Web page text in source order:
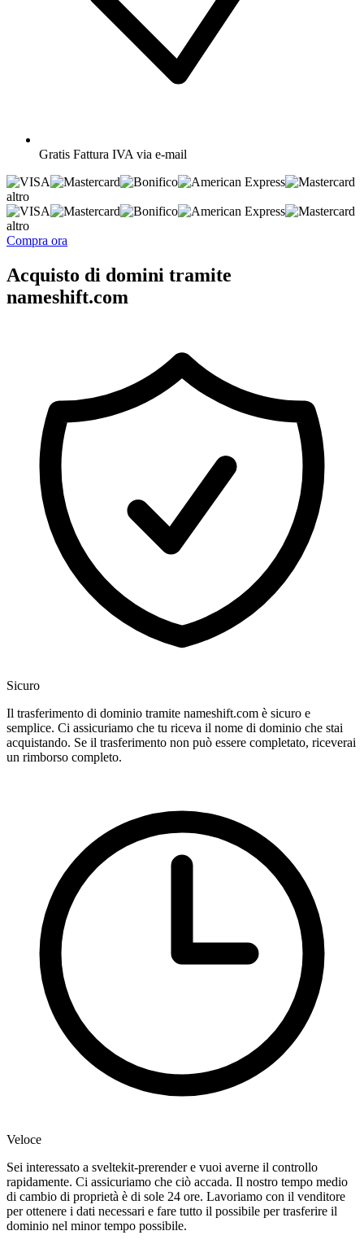
Gratis Fattura IVA via e-mail
altro
altro
Compra ora
Acquisto di domini tramite
nameshift.com
Sicuro
Il trasferimento di dominio tramite nameshift.com è sicuro e
semplice. Ci assicuriamo che tu riceva il nome di dominio che stai
acquistando. Se il trasferimento non può essere completato, riceverai
un rimborso completo.
Veloce
Sei interessato a sveltekit-prerender e vuoi averne il controllo
rapidamente. Ci assicuriamo che ciò accada. Il nostro tempo medio
di cambio di proprietà è di sole 24 ore. Lavoriamo con il venditore
per ottenere i dati necessari e fare tutto il possibile per trasferire il
dominio nel minor tempo possibile.